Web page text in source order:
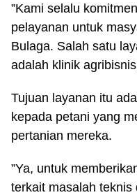
”Kami selalu
pelayanan untuk
Bulaga. Salah satu
adalah klinik
Tujuan layanan itu
kepada petani yang
pertanian mereka.
”Ya, untuk
terkait masalah teknis